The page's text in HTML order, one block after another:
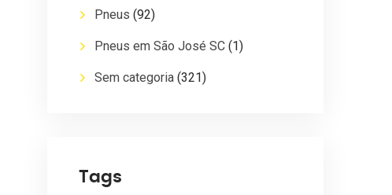
Pneus (92)
Pneus em São José SC (1)
Sem categoria (321)
Tags